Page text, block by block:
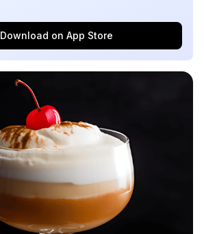
Download on App Store